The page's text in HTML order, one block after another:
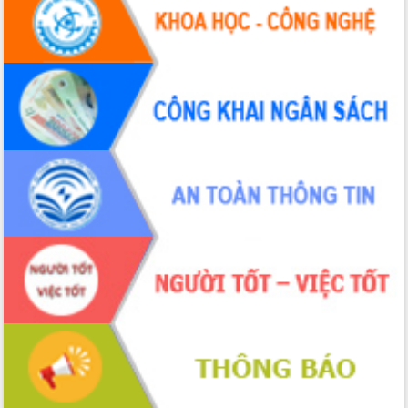
hiện nhiệm vụ quản lý tài sản công
hàng tuần
Tháo gỡ những vướng mắc, đẩy mạnh
công tác cải cách thủ tục hành chính
tại Trung tâm Phục vụ hành chính
công tỉnh
Đắk Lắk: Tôn vinh 46 giải pháp tại Hội
thi Sáng tạo Kỹ thuật 2024 - 2025
Đắk Lắk rà soát, điều chỉnh Đề án 190
về phát triển nuôi trồng thủy sản
Phó Chủ tịch UBND tỉnh Đắk Lắk
Trương Công Thái kiểm tra thực địa
Dự án cao tốc Khánh Hòa - Buôn Ma
Thuột
Định vị cà phê Việt Nam như một “di
sản sống” trong dòng chảy toàn cầu
Xây dựng nông thôn mới: Nâng cao đời
sống người dân từ những mô hình thiết
thực
Quyết liệt tháo gỡ vướng mắc, đẩy